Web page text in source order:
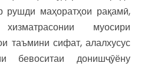
рушди маҳоратҳои рақамӣ,
муосири
таъмини сифат, алалхусус
бевоситаи донишҷӯёну